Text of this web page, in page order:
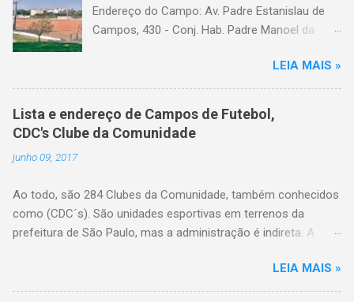
Endereço do Campo: Av. Padre Estanislau de
Campos, 430 - Conj. Hab. Padre Manoel da
Categoria: cdc, campo de futebol, futebol de
várzea, futebol amador
LEIA MAIS »
Lista e endereço de Campos de Futebol,
CDC's Clube da Comunidade
junho 09, 2017
Ao todo, são 284 Clubes da Comunidade, também conhecidos
como (CDC´s). São unidades esportivas em terrenos da
prefeitura de São Paulo, mas a administração é indireta. A
com reconhecida vocação no trabalho esportivo, legalmente
constituídos em forma de associação comunitária ou e eleitos
LEIA MAIS »